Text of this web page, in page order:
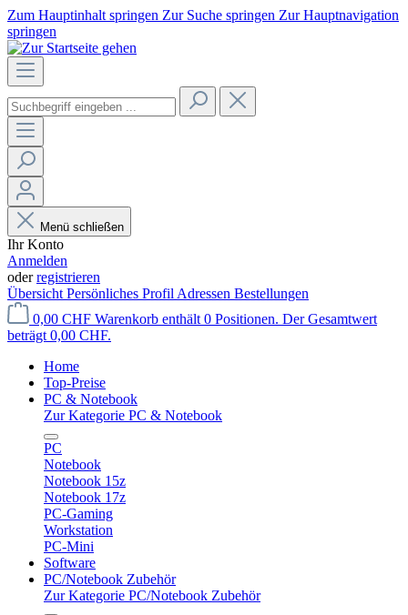
Zum Hauptinhalt springen Zur Suche springen Zur Hauptnavigation
springen
Menü schließen
Ihr Konto
Anmelden
oderregistrieren
Übersicht Persönliches Profil Adressen Bestellungen
0,00 CHF Warenkorb enthält 0 Positionen. Der Gesamtwert
beträgt 0,00 CHF.
Home
Top-Preise
PC & Notebook
Zur Kategorie PC & Notebook
PC
Notebook
Notebook 15z
Notebook 17z
PC-Gaming
Workstation
PC-Mini
Software
PC/Notebook Zubehör
Zur Kategorie PC/Notebook Zubehör